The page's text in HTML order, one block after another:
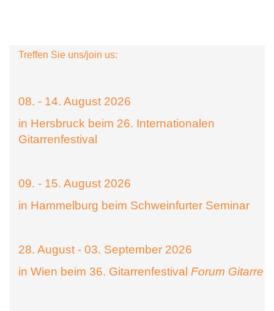
Treffen Sie uns/join us:
08. - 14. August 2026
in Hersbruck beim 26. Internationalen
Gitarrenfestival
09. - 15. August 2026
in Hammelburg beim Schweinfurter Seminar
28. August - 03. September 2026
in Wien beim 36. Gitarrenfestival Forum Gitarre